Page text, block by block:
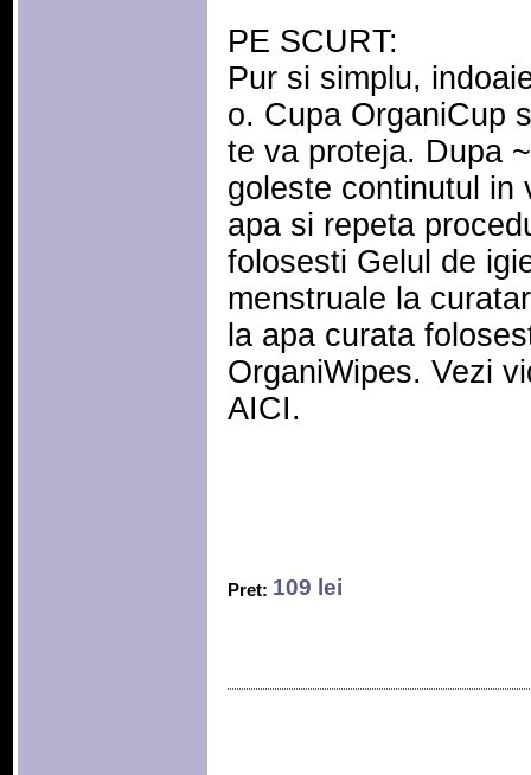
PE SCURT:
Pur si simplu,
o. Cupa OrganiCup
te va proteja. Dupa
goleste continutul in
apa si repeta
folosesti Gelul de
menstruale la
la apa curata
OrganiWipes. Vezi
AICI.
Pret: 109 lei